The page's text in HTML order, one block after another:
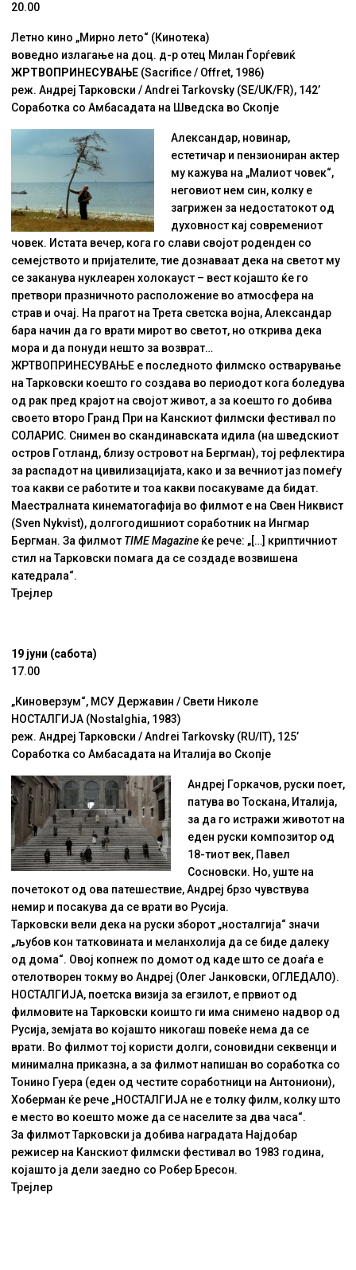
20.00
Летно кино „Мирно лето“ (Кинотека)
воведно излагање на доц. д-р отец Милан Ѓорѓевиќ
ЖРТВОПРИНЕСУВАЊЕ (Sacrifice / Offret, 1986)
реж. Андреј Тарковски / Andrei Tarkovsky (SE/UK/FR), 142’
Соработка со Амбасадата на Шведска во Скопје
Aлександар, новинар,
естетичар и пензиониран актер
му кажува на „Малиот човек“,
неговиот нем син, колку е
загрижен за недостатокот од
духовност кај современиот
човек. Истата вечер, кога го слави својот роденден со
семејството и пријателите, тие дознаваат дека на светот му
се заканува нуклеарен холокауст – вест којашто ќе го
претвори празничното расположение во атмосфера на
страв и очај. На прагот на Трета светска војна, Александар
бара начин да го врати мирот во светот, но открива дека
мора и да понуди нешто за возврат…
ЖРТВОПРИНЕСУВАЊЕ e последното филмско остварување
на Тарковски коешто го создава во периодот кога боледува
од рак пред крајот на својот живот, а за коешто го добива
своето второ Гранд При на Канскиот филмски фестивал по
СОЛАРИС. Снимен во скандинавската идила (на шведскиот
остров Готланд, близу островот на Бергман), тој рефлектира
за распадот на цивилизацијата, како и за вечниот јаз помеѓу
тоа какви се работите и тоа какви посакуваме да бидат.
Маестралната кинематогафија во филмот е на Свен Никвист
(Sven Nykvist), долгогодишниот соработник на Ингмар
Бергман. За филмот TIME Magazine ќе рече: „[…] криптичниот
стил на Тарковски помага да се создаде возвишена
кaтедрала“.
Трејлер
19 јуни (сабота)
17.00
„Киноверзум“, МСУ Державин / Свети Николе
НОСТАЛГИЈА (Nostalghia, 1983)
реж. Андреј Тарковски / Andrei Tarkovsky (RU/IT), 125’
Соработка со Амбасадата на Италија во Скопје
Андреј Горкачов, руски поет,
патува во Тоскана, Италија,
за да го истражи животот на
еден руски композитор од
18-тиот век, Павел
Сосновски. Но, уште на
почетокот од ова патешествие, Андреј брзо чувствува
немир и посакува да се врати во Русија.
Тарковски вели дека на руски зборот „носталгија“ значи
„љубов кон татковината и меланхолија да се биде далеку
од дома“. Овој копнеж по домот од каде што се доаѓа е
отелотворен токму во Андреј (Олег Јанковски, ОГЛЕДАЛО).
НОСТАЛГИЈА, поетска визија за егзилот, е првиот од
филмовите на Тарковски коишто ги има снимено надвор од
Русија, земјата во којашто никогаш повеќе нема да се
врати. Во филмот тој користи долги, соновидни секвенци и
минимална приказна, а за филмот напишан во соработка со
Тонино Гуера (еден од честите соработници на Антониони),
Хоберман ќе рече „НОСТАЛГИЈА не е толку филм, колку што
е место во коешто може да се населите за два часа“.
За филмот Тарковски ја добива наградата Најдобар
режисер на Канскиот филмски фестивал во 1983 година,
којашто ја дели заедно со Робер Бресон.
Трејлер